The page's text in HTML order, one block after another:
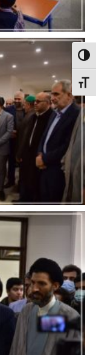
حالت کنتراست بالا
تنظیم اندازهٔ فونت